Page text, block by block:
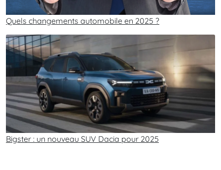
Quels changements automobile en 2025 ?
Bigster : un nouveau SUV Dacia pour 2025